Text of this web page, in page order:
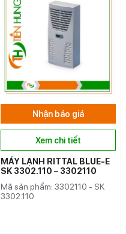
Nhận báo giá
Xem chi tiết
MÁY LẠNH RITTAL BLUE-E
SK 3302.110 – 3302110
Mã sản phẩm: 3302110 - SK
3302.110